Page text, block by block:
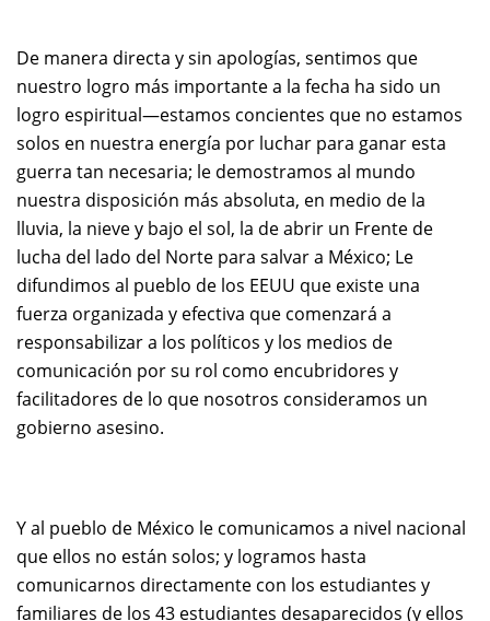
De manera directa y sin apologías, sentimos que
nuestro logro más importante a la fecha ha sido un
logro espiritual—estamos concientes que no estamos
solos en nuestra energía por luchar para ganar esta
guerra tan necesaria; le demostramos al mundo
nuestra disposición más absoluta, en medio de la
lluvia, la nieve y bajo el sol, la de abrir un Frente de
lucha del lado del Norte para salvar a México; Le
difundimos al pueblo de los EEUU que existe una
fuerza organizada y efectiva que comenzará a
responsabilizar a los políticos y los medios de
comunicación por su rol como encubridores y
facilitadores de lo que nosotros consideramos un
gobierno asesino.
Y al pueblo de México le comunicamos a nivel nacional
que ellos no están solos; y logramos hasta
comunicarnos directamente con los estudiantes y
familiares de los 43 estudiantes desaparecidos (y ellos